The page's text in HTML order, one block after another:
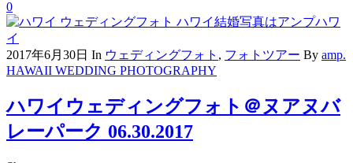
0
2017年6月30日 In ウェディングフォト , フォトツアー By amp.
HAWAII WEDDING PHOTOGRAPHY
ハワイウェディングフォト＠ヌアヌバ
レーパーク 06.30.2017